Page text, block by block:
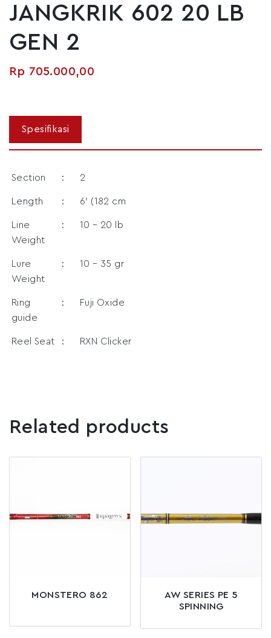
JANGKRIK 602 20 LB
GEN 2
Rp 705.000,00
Section : 2
Length : 6′ (182 cm
Line
Weight
: 10 – 20 lb
Lure
Weight
: 10 – 35 gr
Ring
guide
: Fuji Oxide
Reel Seat : RXN Clicker
Related products
MONSTERO 862
AW SERIES PE 5
SPINNING